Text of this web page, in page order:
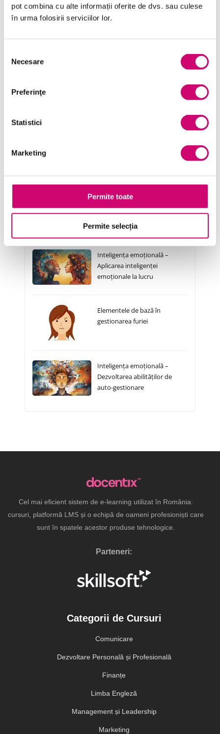
pot combina cu alte informații oferite de dvs. sau culese
în urma folosirii serviciilor lor.
consimțământului
Necesare
Preferinţe
Statistici
Marketing
Permite toate
Permite selecția
Limba Engleză
Serviciul clienți
Cursuri Similare
Inteligența emoțională –
Aplicarea inteligenței
emoționale la lucru
Elementele de bază în
gestionarea furiei
Inteligența emoțională –
Dezvoltarea abilităților de
auto-gestionare
Cel mai eficient sistem de e-learning utilizat în România:
cursuri, platformă LMS și o echipă de oameni profesioniști care
sunt în spatele acestor produse tehnologice.
Parteneri:
Categorii de Cursuri
Comunicare
Dezvoltare Personală și Profesională
Finanțe
Limba Engleză
Management și Leadership
Marketing